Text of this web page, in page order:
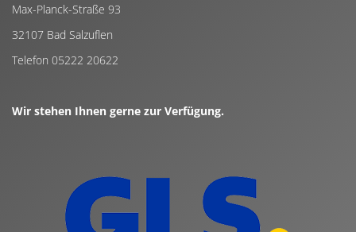
Max-Planck-Straße 93
32107 Bad Salzuflen
Telefon 05222 20622
Wir stehen Ihnen gerne zur Verfügung.